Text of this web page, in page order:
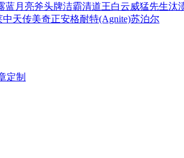
蓝月亮斧头牌洁霸清道王白云威猛先生汰
中天传美奇正安格耐特(Agnite)苏泊尔
定制